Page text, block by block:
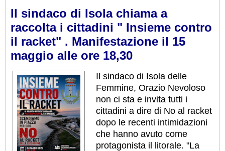
Il sindaco di Isola chiama a
raccolta i cittadini " Insieme contro
il racket" . Manifestazione il 15
maggio alle ore 18,30
Il sindaco di Isola delle
Femmine, Orazio Nevoloso
non ci sta e invita tutti i
cittadini a dire di No al racket
dopo le recenti intimidazioni
che hanno avuto come
protagonista il litorale. "La